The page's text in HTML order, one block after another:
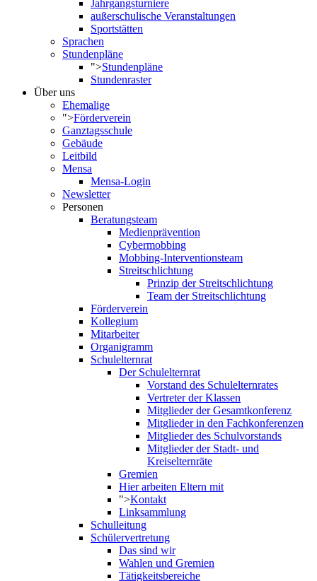
Jahrgangsturniere
außerschulische Veranstaltungen
Sportstätten
Sprachen
Stundenpläne
">Stundenpläne
Stundenraster
Über uns
Ehemalige
">Förderverein
Ganztagsschule
Gebäude
Leitbild
Mensa
Mensa-Login
Newsletter
Personen
Beratungsteam
Medienprävention
Cybermobbing
Mobbing-Interventionsteam
Streitschlichtung
Prinzip der Streitschlichtung
Team der Streitschlichtung
Förderverein
Kollegium
Mitarbeiter
Organigramm
Schulelternrat
Der Schulelternrat
Vorstand des Schulelternrates
Vertreter der Klassen
Mitglieder der Gesamtkonferenz
Mitglieder in den Fachkonferenzen
Mitglieder des Schulvorstands
Mitglieder der Stadt- und
Kreiselternräte
Gremien
Hier arbeiten Eltern mit
">Kontakt
Linksammlung
Schulleitung
Schülervertretung
Das sind wir
Wahlen und Gremien
Tätigkeitsbereiche